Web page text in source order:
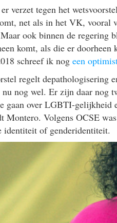
verzet tegen het
net als in het VK, vooral
ook binnen de regering
komt, als die er
schreef ik nog een
regelt depathologisering
nog wel. Er zijn daar nog
gaan over LGBTI-gelijkheid
Montero. Volgens OCSE
identiteit of genderidentiteit.